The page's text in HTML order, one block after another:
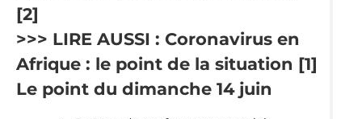
[2]
>>> LIRE AUSSI : Coronavirus en
Afrique : le point de la situation [1]
Le point du dimanche 14 juin